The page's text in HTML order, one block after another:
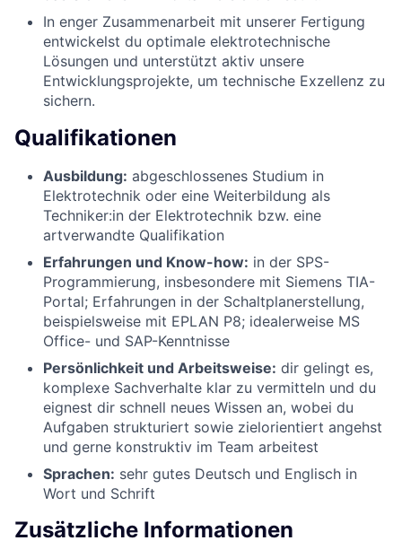
In enger Zusammenarbeit mit unserer Fertigung
entwickelst du optimale elektrotechnische
Lösungen und unterstützt aktiv unsere
Entwicklungsprojekte, um technische Exzellenz zu
sichern.
Qualifikationen
Ausbildung: abgeschlossenes Studium in
Elektrotechnik oder eine Weiterbildung als
Techniker:in der Elektrotechnik bzw. eine
artverwandte Qualifikation
Erfahrungen und Know-how: in der SPS-
Programmierung, insbesondere mit Siemens TIA-
Portal; Erfahrungen in der Schaltplanerstellung,
beispielsweise mit EPLAN P8; idealerweise MS
Office- und SAP-Kenntnisse
Persönlichkeit und Arbeitsweise: dir gelingt es,
komplexe Sachverhalte klar zu vermitteln und du
eignest dir schnell neues Wissen an, wobei du
Aufgaben strukturiert sowie zielorientiert angehst
und gerne konstruktiv im Team arbeitest
Sprachen: sehr gutes Deutsch und Englisch in
Wort und Schrift
Zusätzliche Informationen